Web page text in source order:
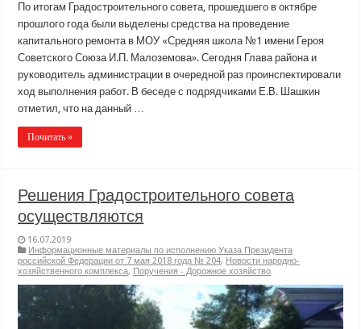
По итогам Градостроительного совета, прошедшего в октябре
прошлого года были выделены средства на проведение
капитального ремонта в МОУ «Средняя школа №1 имени Героя
Советского Союза И.П. Малоземова». Сегодня Глава района и
руководитель администрации в очередной раз проинспектировали
ход выполнения работ. В беседе с подрядчиками Е.В. Шашкин
отметил, что на данный …
Почитать »
Решения Градостроительного совета
осуществляются
16.07.2019
Информационные материалы по исполнению Указа Президента
российской Федерации от 7 мая 2018 года № 204, Новости народно-
хозяйственного комплекса, Поручения - Дорожное хозяйство